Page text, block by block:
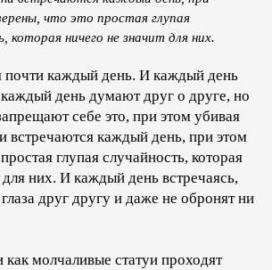
что это простая глупая
которая ничего не значит для них.
почти каждый день. И каждый день
день думают друг о друге, но
себе это, при этом убивая
встречаются каждый день, при этом
глупая случайность, которая
для них. И каждый день встречаясь,
друг другу и даже не обронят ни
молчаливые статуи проходят